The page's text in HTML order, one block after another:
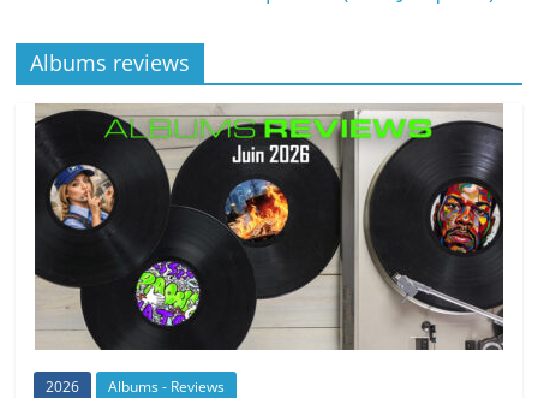
Albums reviews
2026 Albums - Reviews